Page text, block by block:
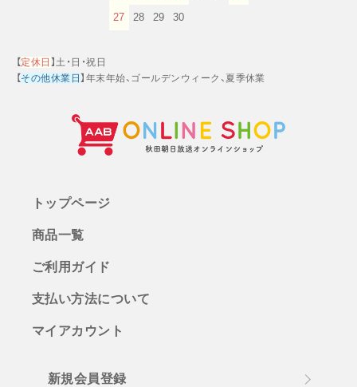
27 28 29 30
【定休日 】土・日・祝日
【その他休業日 】年末年始、ゴールデンウィーク、夏季休業
トップページ
商品一覧
ご利用ガイド
支払い方法について
マイアカウント
新規会員登録